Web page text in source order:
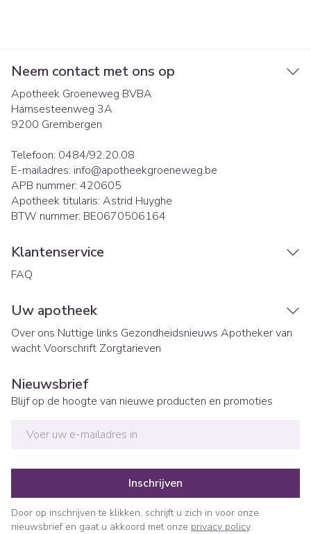
Neem contact met ons op
Apotheek Groeneweg BVBA
Hamsesteenweg 3A
9200 Grembergen
Telefoon: 0484/92.20.08
E-mailadres: info@apotheekgroeneweg.be
APB nummer: 420605
Apotheek titularis: Astrid Huyghe
BTW nummer: BE0670506164
Klantenservice
FAQ
Uw apotheek
Over ons Nuttige links Gezondheidsnieuws Apotheker van
wachtVoorschrift Zorgtarieven
Nieuwsbrief
Blijf op de hoogte van nieuwe producten en promoties
Inschrijven
Door op inschrijven te klikken, schrijft u zich in voor onze
nieuwsbrief en gaat u akkoord met onze privacy policy.